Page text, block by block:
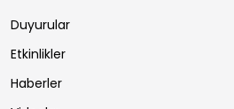
Duyurular
Etkinlikler
Haberler